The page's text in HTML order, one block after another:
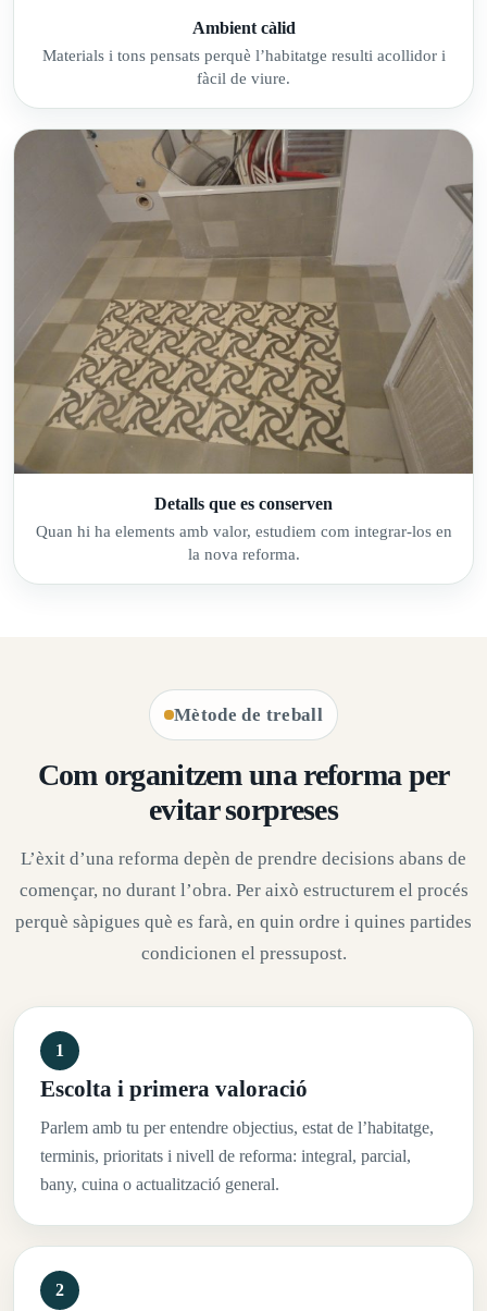
Ambient càlid
Materials i tons pensats perquè l’habitatge resulti acollidor i
fàcil de viure.
Detalls que es conserven
Quan hi ha elements amb valor, estudiem com integrar-los en
la nova reforma.
Mètode de treball
Com organitzem una reforma per
evitar sorpreses
L’èxit d’una reforma depèn de prendre decisions abans de
començar, no durant l’obra. Per això estructurem el procés
perquè sàpigues què es farà, en quin ordre i quines partides
condicionen el pressupost.
Escolta i primera valoració
Parlem amb tu per entendre objectius, estat de l’habitatge,
terminis, prioritats i nivell de reforma: integral, parcial,
bany, cuina o actualització general.